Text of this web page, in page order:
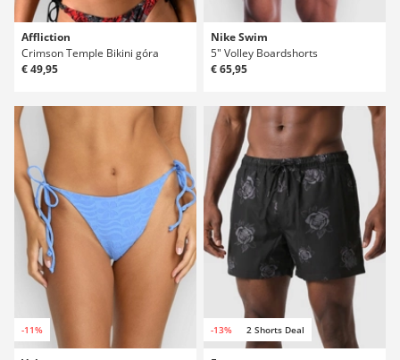
Affliction
Crimson Temple Bikini góra
€ 49,95
Nike Swim
5" Volley Boardshorts
€ 65,95
-11% -13% 2 Shorts Deal